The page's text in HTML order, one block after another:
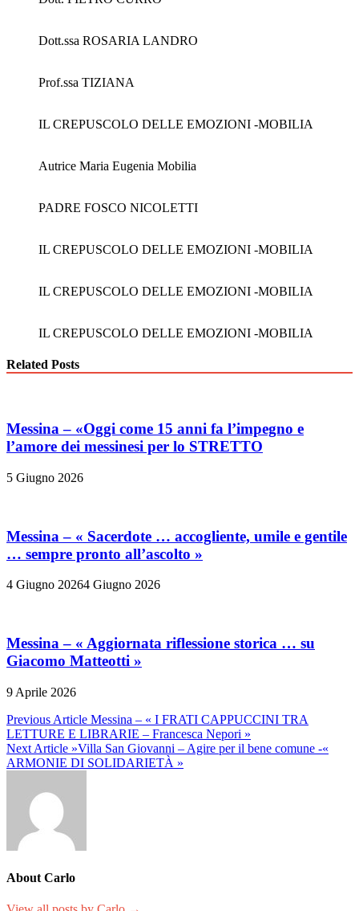
Dott.ssa ROSARIA LANDRO
Prof.ssa TIZIANA
IL CREPUSCOLO DELLE EMOZIONI -MOBILIA
Autrice Maria Eugenia Mobilia
PADRE FOSCO NICOLETTI
IL CREPUSCOLO DELLE EMOZIONI -MOBILIA
IL CREPUSCOLO DELLE EMOZIONI -MOBILIA
IL CREPUSCOLO DELLE EMOZIONI -MOBILIA
Related Posts
Messina – «Oggi come 15 anni fa l’impegno e
l’amore dei messinesi per lo STRETTO
5 Giugno 2026
Messina – « Sacerdote … accogliente, umile e gentile
… sempre pronto all’ascolto »
4 Giugno 20264 Giugno 2026
Messina – « Aggiornata riflessione storica … su
Giacomo Matteotti »
9 Aprile 2026
Navigazione
articoli
Previous Article Messina – « I FRATI CAPPUCCINI TRA
LETTURE E LIBRARIE – Francesca Nepori »
Next Article »Villa San Giovanni – Agire per il bene comune -«
ARMONIE DI SOLIDARIETÀ »
About Carlo